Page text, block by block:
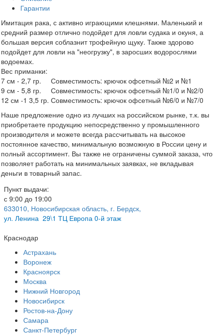
Гарантии
Имитация рака, с активно играющими клешнями. Маленький и
средний размер отлично подойдет для ловли судака и окуня, а
большая версия соблазнит трофейную щуку. Также здорово
подойдет для ловли на "неогрузку", в заросших водорослями
водоемах.
Вес приманки:
7 см - 2,7 гр. Совместимость: крючок офсетный №2 и №1
9 см - 5,8 гр. Совместимость: крючок офсетный №1/0 и №2/0
12 см -1 3,5 гр. Совместимость: крючок офсетный №6/0 и №7/0
Наше предложение одно из лучших на российском рынке, т.к. вы
приобретаете продукцию непосредственно у промышленного
производителя и можете всегда рассчитывать на высокое
постоянное качество, минимальную возможную в России цену и
полный ассортимент. Вы также не ограничены суммой заказа, что
позволяет работать на минимальных заявках, не вкладывая
деньги в товарный запас.
Пункт выдачи:
с 9:00 до 19:00
633010, Новосибирская область, г. Бердск,
ул. Ленина 29\1 ТЦ Европа 0-й этаж
Краснодар
Астрахань
Воронеж
Красноярск
Москва
Нижний Новгород
Новосибирск
Ростов-на-Дону
Самара
Санкт-Петербург